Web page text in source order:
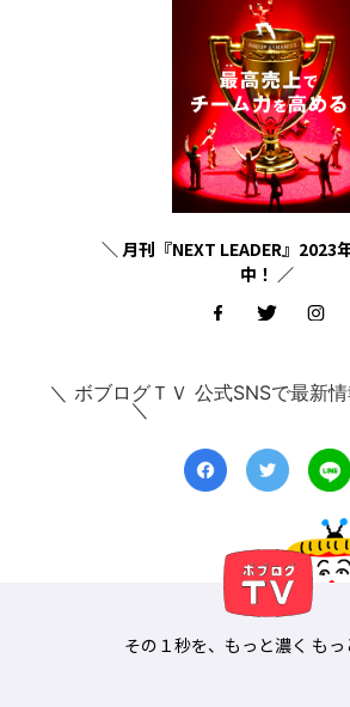
＼ 月刊『NEXT LEADER』2023
中！ ／
＼ ボブログＴＶ 公式SNSで最新
その１秒を、もっと濃く もっ